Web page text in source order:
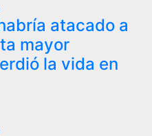
atacado a
mayor
la vida en